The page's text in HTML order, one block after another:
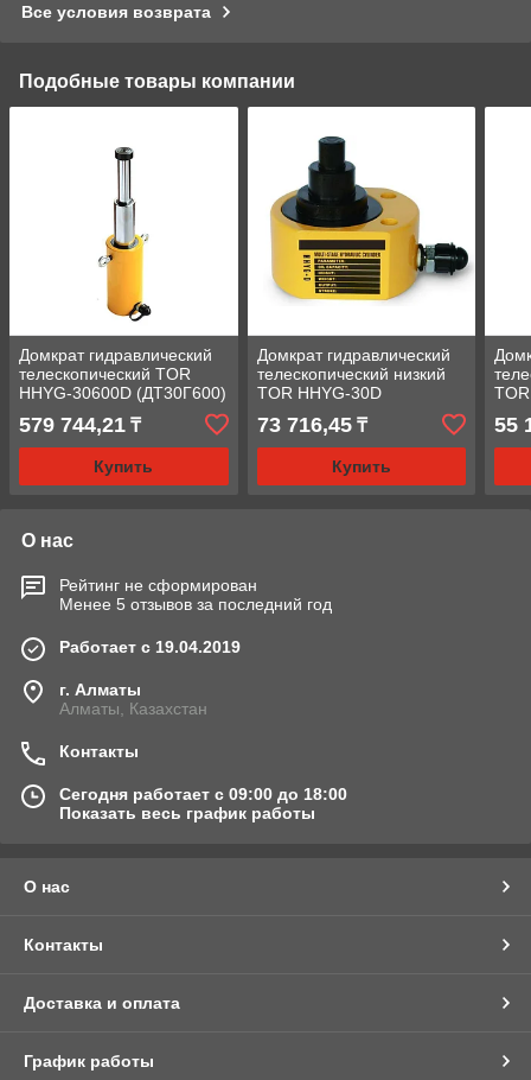
Все условия возврата
Подобные товары компании
Домкрат гидравлический
телескопический TOR
HHYG-30600D (ДТ30Г600)
579 744,21 ₸
Купить
Домкрат гидравлический
телескопический низкий
TOR HHYG-30D
(ДТ30Г54) 30 т, 3ур
73 716,45₸
Купить
55
О нас
Рейтинг не сформирован
Менее 5 отзывов за последний год
Работает с 19.04.2019
г. Алматы
Алматы, Казахстан
Контакты
Сегодня работает с 09:00 до 18:00
Показать весь график работы
О нас
Контакты
Доставка и оплата
График работы